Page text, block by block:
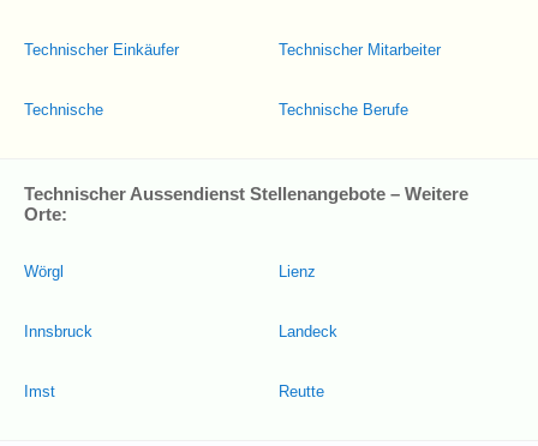
Technischer Einkäufer
Technische
Technischer Mitarbeiter
Technische Berufe
Technischer Aussendienst Stellenangebote – Weitere
Orte:
Wörgl
Innsbruck
Imst
Lienz
Landeck
Reutte